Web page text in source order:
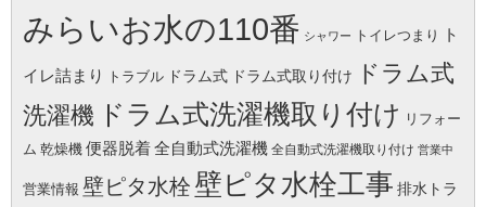
みらいお水の110番 シャワー トイレつまり ト
イレ詰まり トラブル ドラム式 ドラム式取り付け
ドラム式
洗濯機 ドラム式洗濯機取り付け リフォー
ム 乾燥機 便器脱着全自動式洗濯機 全自動式洗濯機取り付け 営業中
営業情報 壁ピタ水栓 壁ピタ水栓工事 排水トラ